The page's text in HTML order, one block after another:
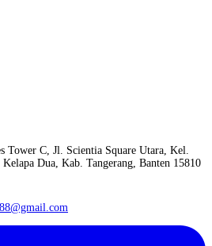
Tower C, Jl. Scientia Square Utara, Kel.
Dua, Kab. Tangerang, Banten 15810